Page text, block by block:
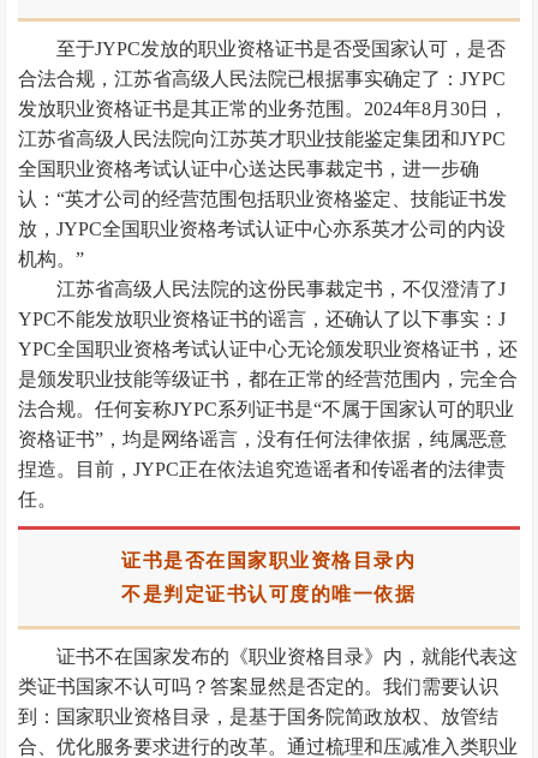
至于JYPC发放的职业资格证书是否受国家认可，是否
合法合规，江苏省高级人民法院已根据事实确定了：JYPC
发放职业资格证书是其正常的业务范围。2024年8月30日，
江苏省高级人民法院向江苏英才职业技能鉴定集团和JYPC
全国职业资格考试认证中心送达民事裁定书，进一步确
认：“英才公司的经营范围包括职业资格鉴定、技能证书发
放，JYPC全国职业资格考试认证中心亦系英才公司的内设
机构。”
江苏省高级人民法院的这份民事裁定书，不仅澄清了J
YPC不能发放职业资格证书的谣言，还确认了以下事实：J
YPC全国职业资格考试认证中心无论颁发职业资格证书，还
是颁发职业技能等级证书，都在正常的经营范围内，完全合
法合规。任何妄称JYPC系列证书是“不属于国家认可的职业
资格证书”，均是网络谣言，没有任何法律依据，纯属恶意
捏造。目前，JYPC正在依法追究造谣者和传谣者的法律责
任。
证书是否在国家职业资格目录内
不是判定证书认可度的唯一依据
证书不在国家发布的《职业资格目录》内，就能代表这
类证书国家不认可吗？答案显然是否定的。我们需要认识
到：国家职业资格目录，是基于国务院简政放权、放管结
合、优化服务要求进行的改革。通过梳理和压减准入类职业